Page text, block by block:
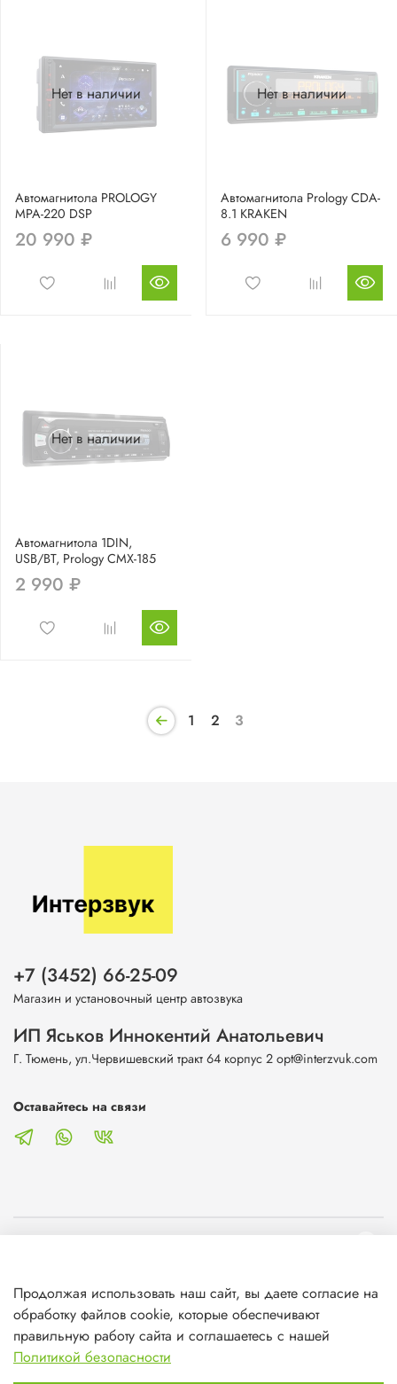
Нет в наличии
Автомагнитола PROLOGY
MPA-220 DSP
20 990 ₽
Нет в наличии
Автомагнитола Prology CDA-
8.1 KRAKEN
6 990 ₽
Нет в наличии
Автомагнитола 1DIN,
USB/BT, Prology CMX-185
2 990 ₽
1 2 3
Клиентам
Информация
+7 (3452) 66-25-09
Магазин и установочный центр автозвука
ИП Яськов Иннокентий Анатольевич
Г. Тюмень, ул.Червишевский тракт 64 корпус 2 opt@interzvuk.com
Оставайтесь на связи
Продолжая использовать наш сайт, вы даете согласие на
обработку файлов cookie, которые обеспечивают
правильную работу сайта и соглашаетесь с нашей
Политикой безопасности